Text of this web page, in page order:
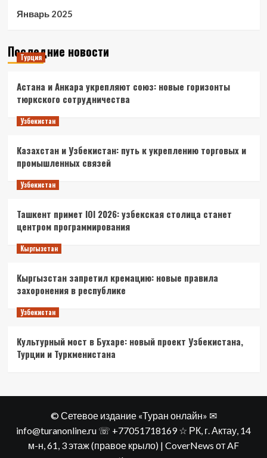
Январь 2025
Последние новости
Турция
Астана и Анкара укрепляют союз: новые горизонты
тюркского сотрудничества
Узбекистан
Казахстан и Узбекистан: путь к укреплению торговых и
промышленных связей
Узбекистан
Ташкент примет IOI 2026: узбекская столица станет
центром программирования
Кыргызстан
Кыргызстан запретил кремацию: новые правила
захоронения в республике
Узбекистан
Культурный мост в Бухаре: новый проект Узбекистана,
Турции и Туркменистана
© Сетевое издание «Туран онлайн» ✉
info@turanonline.ru ☏ +77051718169 ☆ РК, г. Актау​, 14
м-н, 61, 3 этаж (правое крыло) | CoverNews от AF